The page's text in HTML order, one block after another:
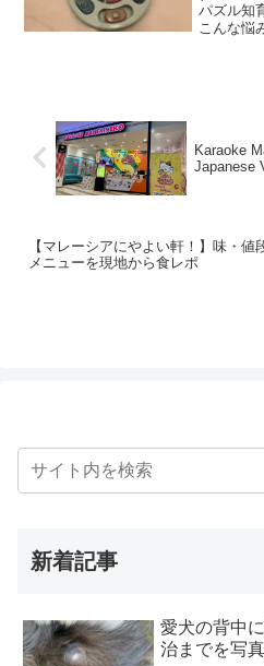
パズル知
こんな悩
Karaoke
Japanese
【マレーシアにやよい軒！】味・値
メニューを現地から食レポ
新着記事
愛犬の背中
治までを写